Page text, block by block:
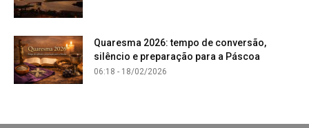
Quaresma 2026: tempo de conversão,
silêncio e preparação para a Páscoa
06:18 - 18/02/2026